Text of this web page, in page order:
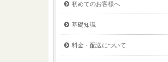
初めてのお客様へ
基礎知識
料金・配送について